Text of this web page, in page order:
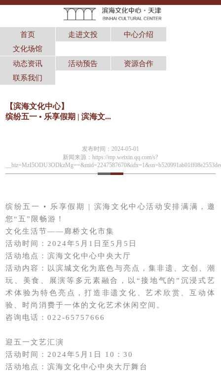
首页 走进文投
中心介绍
文化场馆
动态资讯
活动预告
资源合作
联系我们
【滨海文化中心】
缤纷五一 • 乐享假期 | 滨海文...
发布时间： 2024-05-01
新闻来源：https://mp.weixin.qq.com/s?
缤纷五一 • 乐享假期 | 滨海文化中心活动安排满满，邀
您“五”限畅游！
文化生活节——廊桥文化市集
活动时间：2024年5月1日至5月5日
活动地点：滨海文化中心中央大厅
活动内容：以滨城文化为底色与亮点，集非遗、文创、潮
玩、美食、展演等多元素融合，以“接地气的”沉浸式艺
术体验为特色亮点，打造非遗文化、艺术欣赏、互动体
验、时尚消费于一体的文化艺术休闲空间。
咨询电话：022-65757666
迎五一文艺汇演
活动时间：2024年5月1日 10：30
活动地点：滨海文化中心中央大厅舞台